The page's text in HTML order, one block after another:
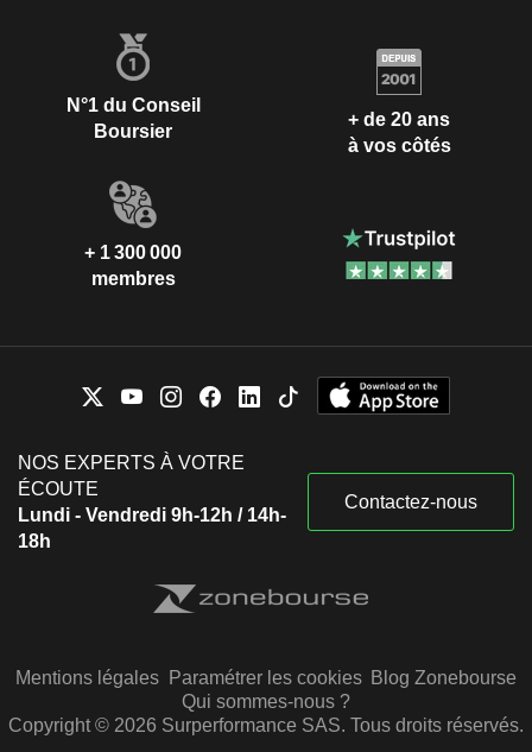
N°1 du Conseil
Boursier
+ de 20 ans
à vos côtés
+ 1 300 000
membres
NOS EXPERTS À VOTRE
ÉCOUTE
Lundi - Vendredi 9h-12h / 14h-
18h
Contactez-nous
Mentions légales Paramétrer les cookies Blog Zonebourse
Qui sommes-nous ?
Copyright © 2026 Surperformance SAS. Tous droits réservés.